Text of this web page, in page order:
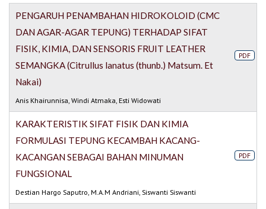
PENGARUH PENAMBAHAN HIDROKOLOID (CMC
DAN AGAR-AGAR TEPUNG) TERHADAP SIFAT
FISIK, KIMIA, DAN SENSORIS FRUIT LEATHER
SEMANGKA (Citrullus lanatus (thunb.) Matsum. Et
Nakai)
Anis Khairunnisa, Windi Atmaka, Esti Widowati
PDF
KARAKTERISTIK SIFAT FISIK DAN KIMIA
FORMULASI TEPUNG KECAMBAH KACANG-
KACANGAN SEBAGAI BAHAN MINUMAN
FUNGSIONAL
Destian Hargo Saputro, M.A.M Andriani, Siswanti Siswanti
PDF